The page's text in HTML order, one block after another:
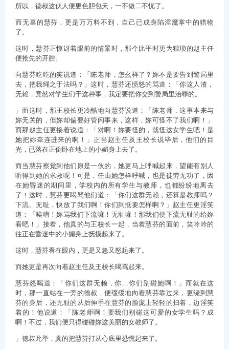
所以，德叔这伙人便更色胆包天，一不做二不忧了。
而无辜的慧芬，更是万万料不到，自己已成身陷淫魔掌中的猎物
了。
这时，慧芬正惊讶着眼前的情景时，那个比平时更为猥琐的赵主任
便抢先的开腔。
向慧芬吃吃的笑说道：「陈老师，怎幺样了？妳不是要告到警局里
去，把我绳之于法吗？」这时，慧芬还愤怒的骂道：「你这人渣，
无赖，竟然对学生们干这种事，我定要把你交到警局里治罪的。
」而这时，那王校长更冷酷地向慧芬说道：「陈老师，这事本来与
妳无关的，但妳却偏要好管闲事来，这样，妳可怪不了我们啊！」
而那赵主任更接着说道：「对啊！妳要怪的，就怪这女学生吧！是
她把妳牵连进来的啊！」正当赵主任及王校长说毕后，他们的目
光，已落在正倒卧在地上的小媚身上去了。
而当慧芬察觉到他们原是一伙的，她更马上呼喊起来，望能有别人
听得到她的求救呢！可是，任由她怎样呼喊，也是徒劳无功了，因
在她昏迷的期间里，学校内的所有学生与教师，也都纷纷地离去
了！这时，慧芬更喝骂他们道：「你们这群无赖，还算是教师吗？
下流、无耻，快放了我们啊！你们到抵要怎样啊？」赵主任更淫笑
道：「唉唷！妳骂我们下流嘛！无耻嘛！那我们便下流无耻的给妳
看吧！」接着，他真的与王校长一起，当着慧芬的面前，笑吟吟的
往正在昏迷中的小媚身上抚摸起来了。
这时，慧芬看在眼内，更是又急又怒起来了。
而她更是再次向着赵主任及王校长喝骂起来。
慧芬怒喝道：「你们这群无赖，你…你们别碰她啊！」而就在这
时，那一直站在一旁的德叔，便缓缓地向着慧芬靠过来，更绕到慧
芬的身后，还无耻的从后伸手在慧芬的脸庞上轻轻的扫着，边淫笑
着的！他说道：「陈老师啊！要我们别碰这可爱的女学生吗？成
啊！不过，我们便只得碰碰妳这美丽的女教师了。
」德叔此举，真的把慧芬打从心底里恐慌起来了。